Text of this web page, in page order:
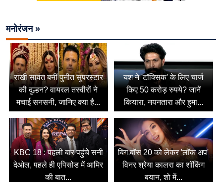
मनोरंजन »
राखी सावंत बनीं पुनीत सुपरस्टार
की दुल्हन? वायरल तस्वीरों ने
मचाई सनसनी, जानिए क्या है...
यश ने 'टॉक्सिक' के लिए चार्ज
किए 50 करोड़ रुपये? जानें
कियारा, नयनतारा और हुमा...
KBC 18 : पहली बार पहुंचे सनी
देओल, पहले ही एपिसोड में आमिर
की बात...
बिग बॉस 20 को लेकर 'लॉक अप'
विनर श्रेया कालरा का शॉकिंग
बयान, शो में...